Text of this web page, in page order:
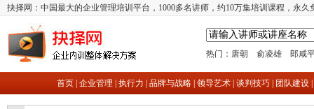
抉择网：中国最大的企业管理培训平台，1000多名讲师，约10万集培训课程，永
热门： 唐朝 俞凌雄 郎咸
首页| 企业管理 执行力 品牌与战略| 领导艺术| 谈判技巧| 团队建设|